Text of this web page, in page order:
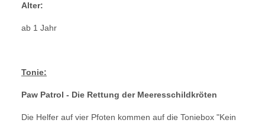
Alter:
ab 1 Jahr
Tonie:
Paw Patrol - Die Rettung der Meeresschildkröten
Die Helfer auf vier Pfoten kommen auf die Toniebox "Kein